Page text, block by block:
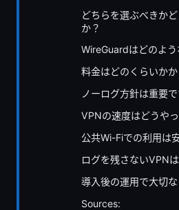
どちらを選ぶべきか
か？
WireGuardはどのよ
料金はどのくらいか
ノーログ方針は重要で
VPNの速度はどうや
公共Wi-Fiでの利用は
ログを残さないVPN
導入後の運用で大切
Sources: